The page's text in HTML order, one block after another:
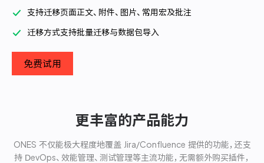
支持迁移页面正文、附件、图片、常用宏及批注
迁移方式支持批量迁移与数据包导入
免费试用
更丰富的产品能力
ONES 不仅能极大程度地覆盖 Jira/Confluence 提供的功能，还支
持 DevOps、效能管理、测试管理等主流功能，无需额外购买插件，